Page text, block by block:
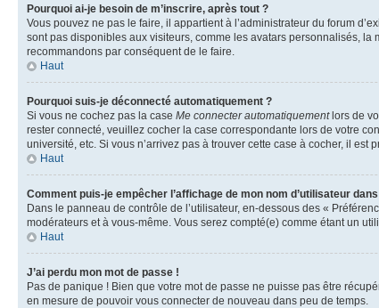
Pourquoi ai-je besoin de m’inscrire, après tout ?
Vous pouvez ne pas le faire, il appartient à l’administrateur du forum
sont pas disponibles aux visiteurs, comme les avatars personnalisés, la
recommandons par conséquent de le faire.
Haut
Pourquoi suis-je déconnecté automatiquement ?
Si vous ne cochez pas la case Me connecter automatiquementlors de
rester connecté, veuillez cocher la case correspondante lors de votre
université, etc. Si vous n’arrivez pas à trouver cette case à cocher, il
Haut
Comment puis-je empêcher l’affichage de mon nom d’utilisateur
Dans le panneau de contrôle de l’utilisateur, en-dessous des «
modérateurs et à vous-même. Vous serez compté(e) comme étant un
Haut
J’ai perdu mon mot de passe !
Pas de panique ! Bien que votre mot de passe ne puisse pas être
en mesure de pouvoir vous connecter de nouveau dans peu de temps.